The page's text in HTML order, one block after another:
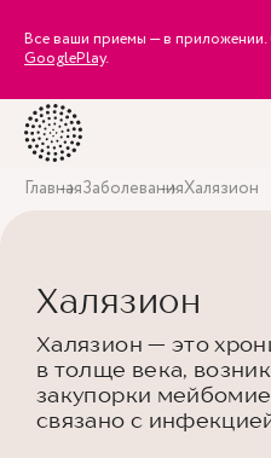
Все ваши приемы — в приложении.
GooglePlay.
ГлавнаяЗаболеванияХалязион
Халязион
Халязион — это
в толще века,
закупорки
связано с